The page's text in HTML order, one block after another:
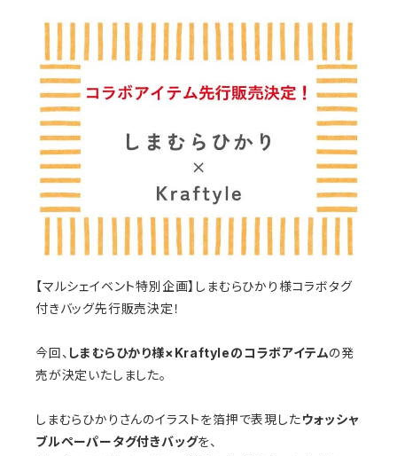
【マルシェイベント特別企画】しまむらひかり様コラボタグ
付きバッグ先行販売決定！
今回、 しまむらひかり様×Kraftyleのコラボアイテムの発
売が決定いたしました。
しまむらひかりさんのイラストを箔押で表現したウォッシャ
ブルペーパータグ付きバッグを、